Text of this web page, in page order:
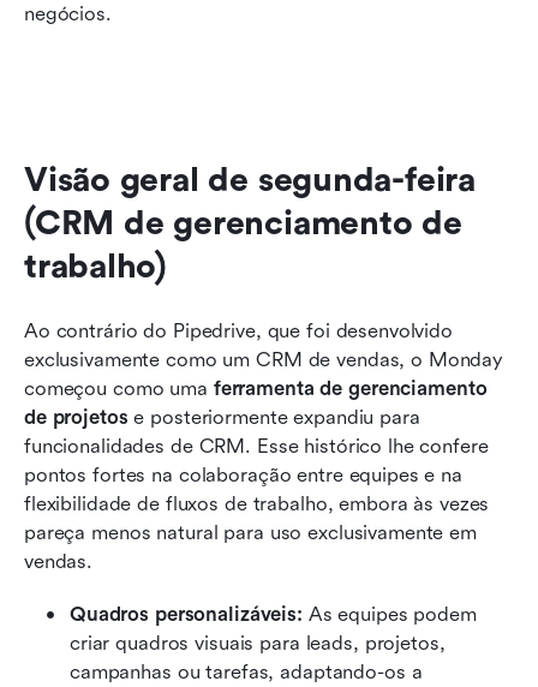
negócios.
Visão geral de segunda-feira
(CRM de gerenciamento de
trabalho)
Ao contrário do Pipedrive, que foi desenvolvido
exclusivamente como um CRM de vendas, o Monday
começou como uma ferramenta de gerenciamento
de projetos e posteriormente expandiu para
funcionalidades de CRM. Esse histórico lhe confere
pontos fortes na colaboração entre equipes e na
flexibilidade de fluxos de trabalho, embora às vezes
pareça menos natural para uso exclusivamente em
vendas.
Quadros personalizáveis: As equipes podem
criar quadros visuais para leads, projetos,
campanhas ou tarefas, adaptando-os a